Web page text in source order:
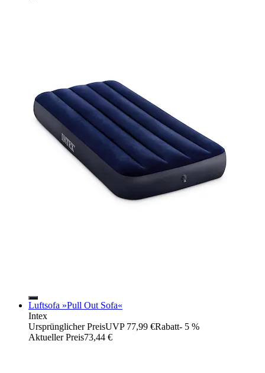
Luftsofa »Pull Out Sofa«
Intex
Ursprünglicher PreisUVP 77,99 €Rabatt- 5 %
Aktueller Preis73,44 €